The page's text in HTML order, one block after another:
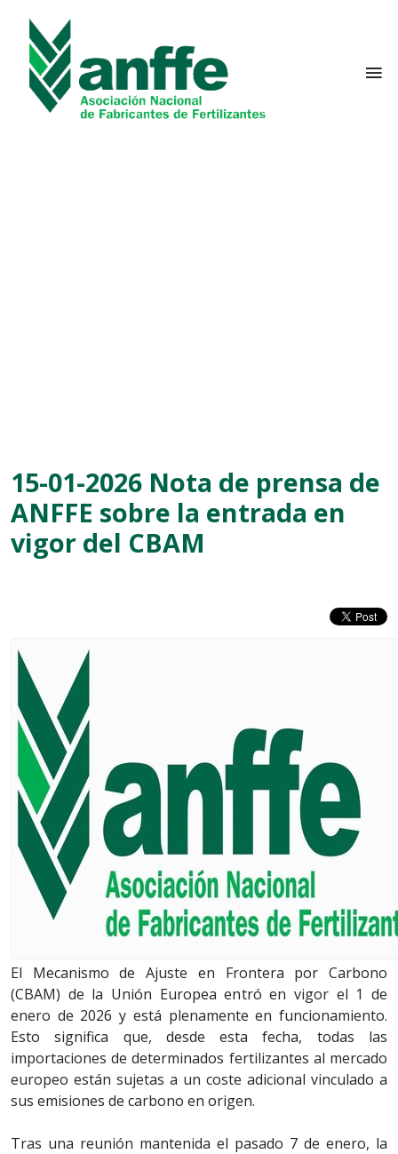
15-01-2026 Nota de prensa de
ANFFE sobre la entrada en
vigor del CBAM
El Mecanismo de Ajuste en Frontera por Carbono
(CBAM) de la Unión Europea entró en vigor el 1 de
enero de 2026 y está plenamente en funcionamiento.
Esto significa que, desde esta fecha, todas las
importaciones de determinados fertilizantes al mercado
europeo están sujetas a un coste adicional vinculado a
sus emisiones de carbono en origen.
Tras una reunión mantenida el pasado 7 de enero, la